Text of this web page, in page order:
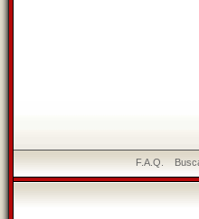
F.A.Q.